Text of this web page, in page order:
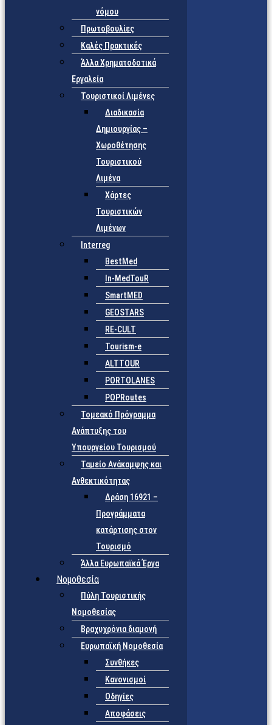
νόμου
Πρωτοβουλίες
Καλές Πρακτικές
Άλλα Χρηματοδοτικά
Εργαλεία
Τουριστικοί Λιμένες
Διαδικασία
Δημιουργίας –
Χωροθέτησης
Τουριστικού
Λιμένα
Χάρτες
Τουριστικών
Λιμένων
Interreg
BestMed
In-MedTouR
SmartMED
GEOSTARS
RE-CULT
Tourism-e
ALTTOUR
PORTOLANES
POPRoutes
Τομεακό Πρόγραμμα
Ανάπτυξης του
Υπουργείου Τουρισμού
Ταμείο Ανάκαμψης και
Ανθεκτικότητας
Δράση 16921 –
Προγράμματα
κατάρτισης στον
Τουρισμό
Άλλα Ευρωπαϊκά Έργα
Νομοθεσία
Πύλη Τουριστικής
Νομοθεσίας
Βραχυχρόνια διαμονή
Ευρωπαϊκή Νομοθεσία
Συνθήκες
Κανονισμοί
Οδηγίες
Αποφάσεις